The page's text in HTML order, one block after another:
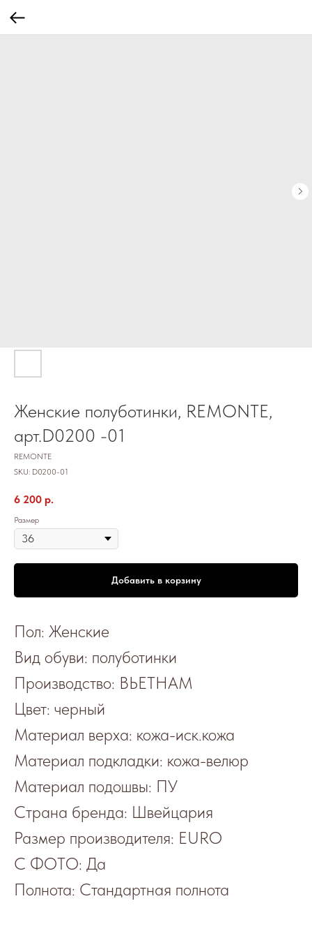
Женские полуботинки, REMONTE,
арт.D0200 -01
REMONTE
SKU: D0200-01
6 200 р.
Размер
Добавить в корзину
Пол: Женские
Вид обуви: полуботинки
Производство: ВЬЕТНАМ
Цвет: черный
Материал верха: кожа-иск.кожа
Материал подкладки: кожа-велюр
Материал подошвы: ПУ
Страна бренда: Швейцария
Размер производителя: EURO
С ФОТО: Да
Полнота: Стандартная полнота